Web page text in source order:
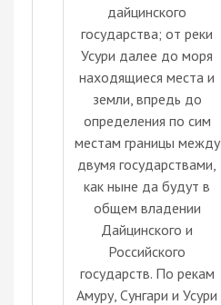
дайцинского
государства; от реки
Усури далее до моря
находящиеся места и
земли, впредь до
определения по сим
местам границы между
двумя государствами,
как ныне да будут в
общем владении
Дайцинского и
Российского
государств. По рекам
Амуру, Сунгари и Усури